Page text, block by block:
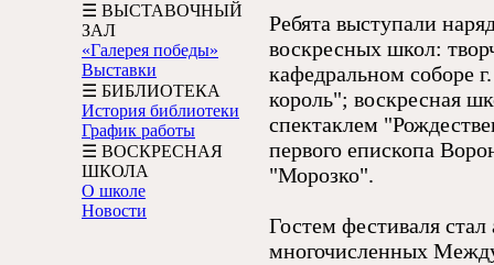
☰ ВЫСТАВОЧНЫЙ
ЗАЛ
«Галерея победы»
Выставки
☰ БИБЛИОТЕКА
История библиотеки
График работы
☰ ВОСКРЕСНАЯ
ШКОЛА
О школе
Новости
Ребята выступали
воскресных школ:
кафедральном соборе
король"; воскресная
спектаклем
первого епископа
"Морозко".
Гостем фестиваля
многочисленных